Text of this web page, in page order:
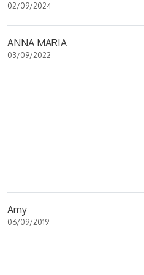
02/09/2024
ANNA MARIA
03/09/2022
Amy
06/09/2019